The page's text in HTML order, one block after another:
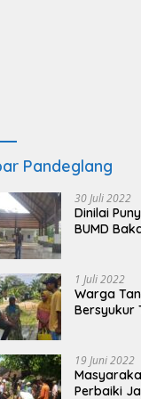
Pandeglang
30 Juli 2022
Dinilai
BUMD
1 Juli 2022
Warga
Bersyukur
19 Juni 2022
Perbaiki